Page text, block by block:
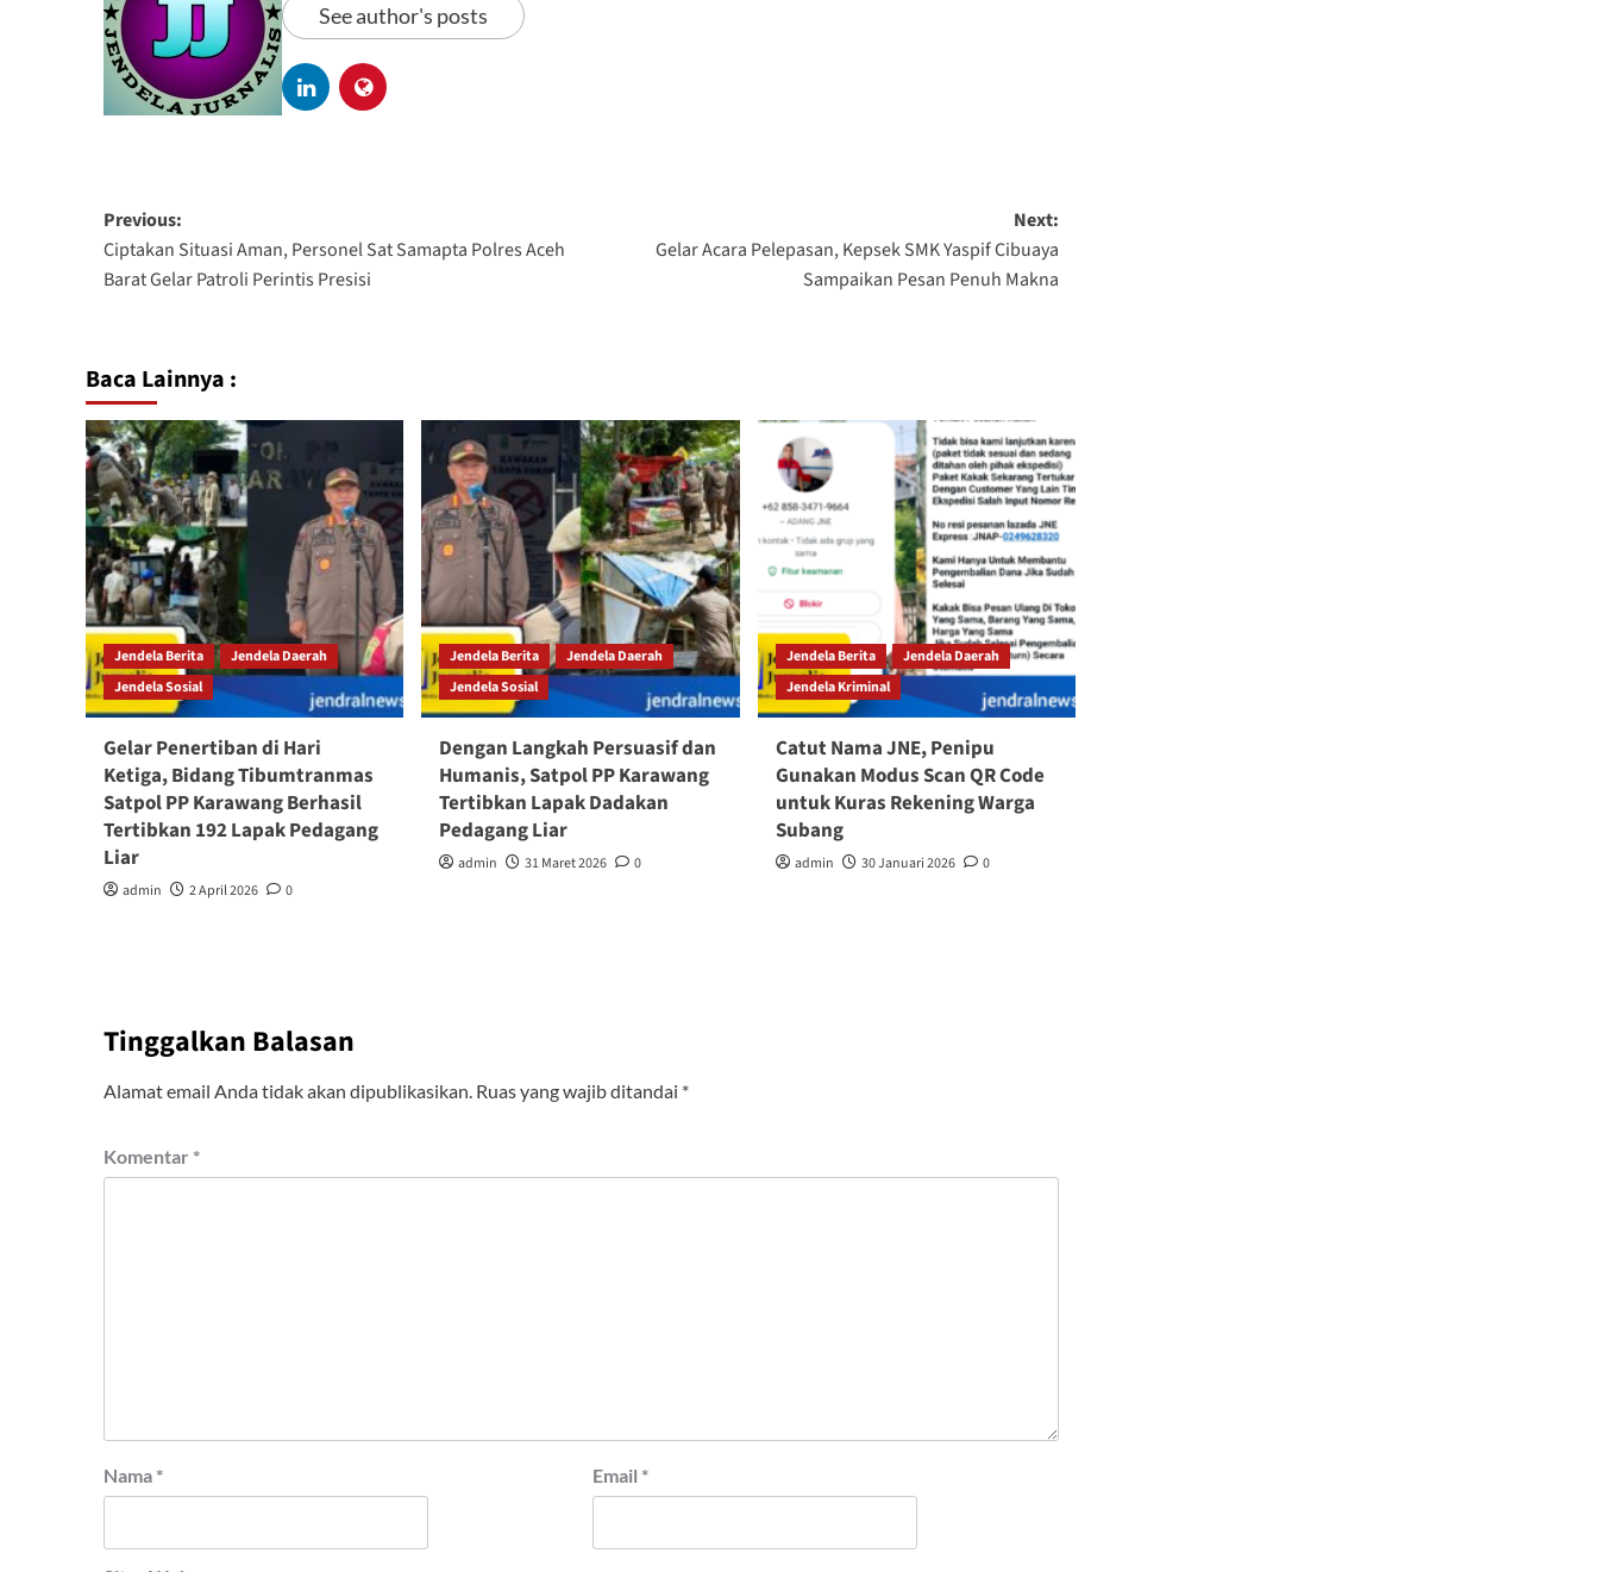
See author's posts
Previous:
Ciptakan Situasi Aman, Personel Sat Samapta Polres Aceh
Barat Gelar Patroli Perintis Presisi
Next:
Gelar Acara Pelepasan, Kepsek SMK Yaspif Cibuaya
Sampaikan Pesan Penuh Makna
Baca Lainnya :
Jendela Berita
Jendela Daerah
Jendela Sosial
Gelar Penertiban di Hari
Ketiga, Bidang Tibumtranmas
Satpol PP Karawang Berhasil
Tertibkan 192 Lapak Pedagang
Liar
admin 2 April 2026 0
Jendela Berita
Jendela Daerah
Jendela Sosial
Dengan Langkah Persuasif dan
Humanis, Satpol PP Karawang
Tertibkan Lapak Dadakan
Pedagang Liar
admin 31 Maret 2026 0
Jendela Berita
Jendela Daerah
Jendela Kriminal
Catut Nama JNE, Penipu
Gunakan Modus Scan QR Code
untuk Kuras Rekening Warga
Subang
admin 30 Januari 2026 0
Tinggalkan Balasan
Alamat email Anda tidak akan dipublikasikan. Ruas yang wajib ditandai *
Komentar *
Nama * Email *